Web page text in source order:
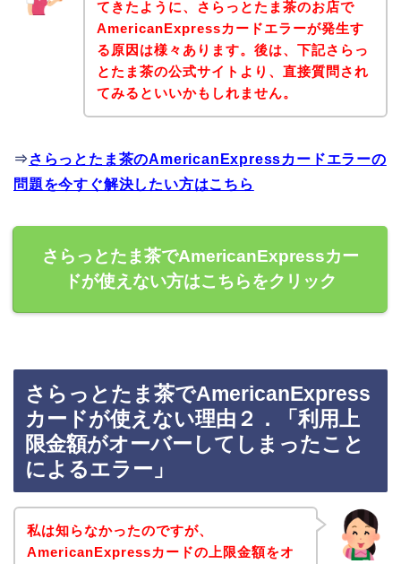
てきたように、さらっとたま茶のお店で
AmericanExpressカードエラーが発生す
る原因は様々あります。後は、下記さらっ
とたま茶の公式サイトより、直接質問され
てみるといいかもしれません。
⇒ さらっとたま茶のAmericanExpressカードエラーの
問題を今すぐ解決したい方はこちら
さらっとたま茶でAmericanExpressカー
ドが使えない方はこちらをクリック
さらっとたま茶でAmericanExpress
カードが使えない理由２．「利用上
限金額がオーバーしてしまったこと
によるエラー」
私は知らなかったのですが、
AmericanExpressカードの上限金額をオ